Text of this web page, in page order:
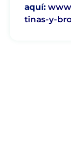
aquí:
tinas-y-